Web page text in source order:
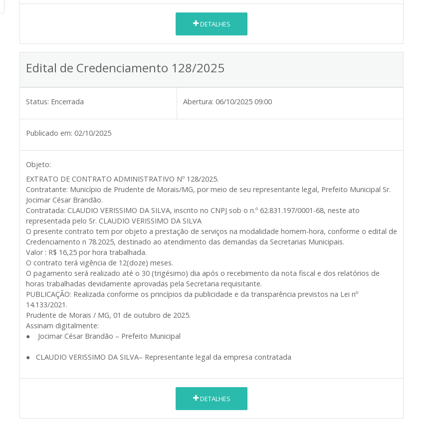
DETALHES
Edital de Credenciamento 128/2025
Status: Encerrada Abertura: 06/10/2025 09:00
Publicado em: 02/10/2025
Objeto:
EXTRATO DE CONTRATO ADMINISTRATIVO Nº 128/2025.
Contratante: Município de Prudente de Morais/MG, por meio de seu representante legal, Prefeito Municipal Sr.
Jocimar César Brandão.
Contratada: CLAUDIO VERISSIMO DA SILVA, inscrito no CNPJ sob o n.º 62.831.197/0001-68, neste ato
representada pelo Sr. CLAUDIO VERISSIMO DA SILVA
O presente contrato tem por objeto a prestação de serviços na modalidade homem-hora, conforme o edital de
Credenciamento n 78.2025, destinado ao atendimento das demandas da Secretarias Municipais.
Valor : R$ 16,25 por hora trabalhada.
O contrato terá vigência de 12(doze) meses.
O pagamento será realizado até o 30 (trigésimo) dia após o recebimento da nota fiscal e dos relatórios de
horas trabalhadas devidamente aprovadas pela Secretaria requisitante.
PUBLICAÇÃO: Realizada conforme os princípios da publicidade e da transparência previstos na Lei nº
14.133/2021.
Prudente de Morais / MG, 01 de outubro de 2025.
Assinam digitalmente:
● Jocimar César Brandão – Prefeito Municipal
● CLAUDIO VERISSIMO DA SILVA– Representante legal da empresa contratada
DETALHES